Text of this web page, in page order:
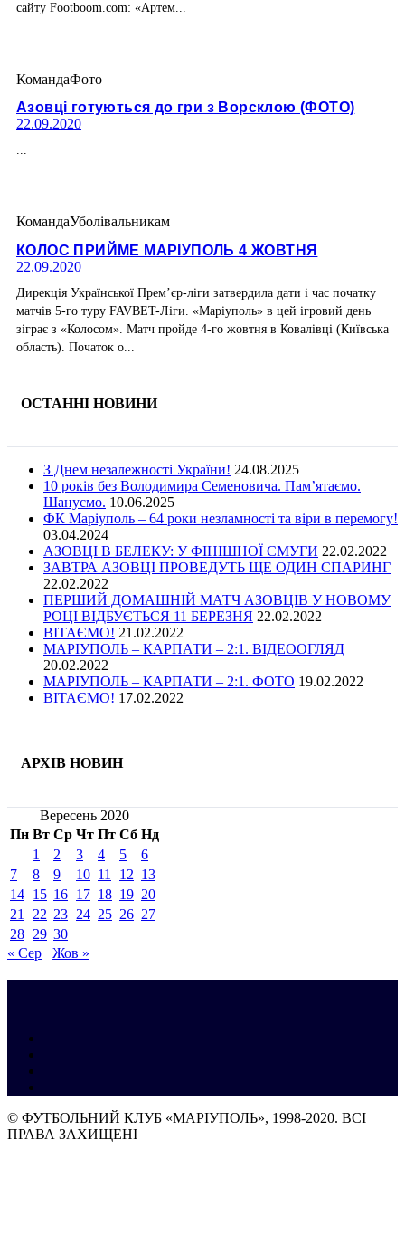
сайту Footboom.com: «Артем...
КомандаФото
Азовці готуються до гри з Ворсклою (ФОТО)
22.09.2020
...
КомандаУболівальникам
КОЛОС ПРИЙМЕ МАРІУПОЛЬ 4 ЖОВТНЯ
22.09.2020
Дирекція Української Прем’єр-ліги затвердила дати і час початку
матчів 5-го туру FAVBET-Ліги. «Маріуполь» в цей ігровий день
зіграє з «Колосом». Матч пройде 4-го жовтня в Ковалівці (Київська
область). Початок о...
ОСТАННІ НОВИНИ
З Днем незалежності України! 24.08.2025
10 років без Володимира Семеновича. Пам’ятаємо.
Шануємо. 10.06.2025
ФК Маріуполь – 64 роки незламності та віри в перемогу!
03.04.2024
АЗОВЦІ В БЕЛЕКУ: У ФІНІШНОЇ СМУГИ 22.02.2022
ЗАВТРА АЗОВЦІ ПРОВЕДУТЬ ЩЕ ОДИН СПАРИНГ
22.02.2022
ПЕРШИЙ ДОМАШНІЙ МАТЧ АЗОВЦІВ У НОВОМУ
РОЦІ ВІДБУЄТЬСЯ 11 БЕРЕЗНЯ 22.02.2022
ВІТАЄМО! 21.02.2022
МАРІУПОЛЬ – КАРПАТИ – 2:1. ВІДЕООГЛЯД
20.02.2022
МАРІУПОЛЬ – КАРПАТИ – 2:1. ФОТО 19.02.2022
ВІТАЄМО! 17.02.2022
АРХІВ НОВИН
Вересень 2020
Пн Вт Ср Чт Пт Сб Нд
1
2 3 4 5
6
7
8 9 10 11 12 13
14 15 16 17 18 19 20
21
22 23 24 25 26 27
28 29 30
« Сер
Жов »
© ФУТБОЛЬНИЙ КЛУБ «МАРІУПОЛЬ», 1998-2020. ВСІ
ПРАВА ЗАХИЩЕНІ